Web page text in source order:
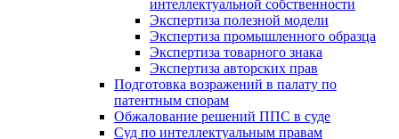
интеллектуальной собственности
Экспертиза полезной модели
Экспертиза промышленного образца
Экспертиза товарного знака
Экспертиза авторских прав
Подготовка возражений в палату по
патентным спорам
Обжалование решений ППС в суде
Суд по интеллектуальным правам